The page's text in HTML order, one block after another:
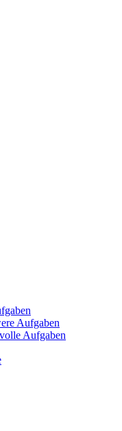
Aufgaben
Aufgaben